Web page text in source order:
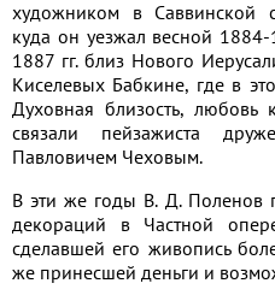
художником в Саввинской
куда он уезжал весной
1887 гг. близ Нового
Киселевых Бабкине, где в
Духовная близость, любовь
связали пейзажиста
Павловичем Чеховым.
В эти же годы В. Д. Поленов
декораций в Частной
сделавшей его живопись
же принесшей деньги и